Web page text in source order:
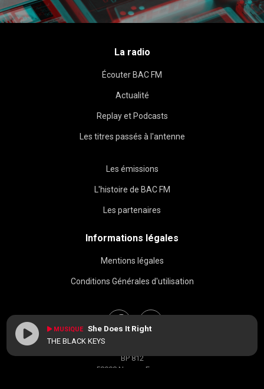
La radio
Écouter BAC FM
Actualité
Replay et Podcasts
Les titres passés à l'antenne
Les émissions
L'histoire de BAC FM
Les partenaires
Informations légales
Mentions légales
Conditions Générales d'utilisation
BP 812
58008 Nevers, France
MUSIQUE She Does It Right
THE BLACK KEYS